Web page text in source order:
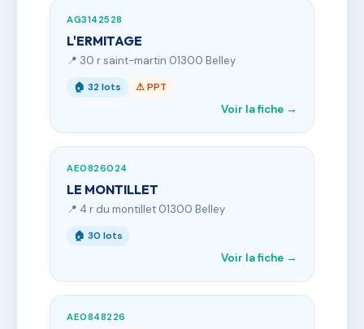
AG3142528
L'ERMITAGE
📍 30 r saint-martin 01300 Belley
🏠 32 lots ⚠ PPT
Voir la fiche →
AE0826024
LE MONTILLET
📍 4 r du montillet 01300 Belley
🏠 30 lots
Voir la fiche →
AE0848226